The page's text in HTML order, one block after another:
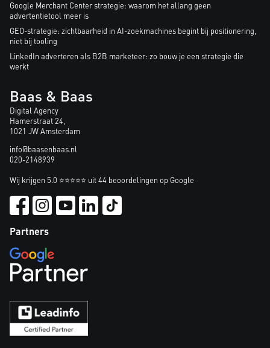
Google Merchant Center strategie: waarom het allang geen
advertentietool meer is
GEO-strategie: zichtbaarheid in AI-zoekmachines begint bij positionering,
niet bij tooling
LinkedIn adverteren als B2B marketeer: zo bouw je een strategie die
werkt
Baas & Baas
Digital Agency
Hamerstraat 24,
1021 JW Amsterdam
info@baasenbaas.nl
020-2148939
Wij krijgen 5.0 ⭐⭐⭐⭐⭐ uit 44 beoordelingen op Google
Partners